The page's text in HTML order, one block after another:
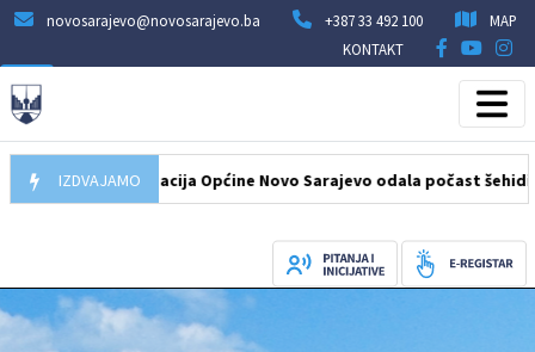
novosarajevo@novosarajevo.ba +387 33 492 100
MAP
KONTAKT
IZDVAJAMO
Delegacija Općine Novo Sarajevo odala počast šehidima i